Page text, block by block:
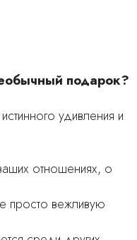
подарок?
удивления и
отношениях, о
просто вежливую